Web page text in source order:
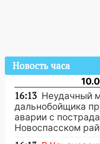
Новость часа
16:13 Неудачный
дальнобойщика
аварии с
Новоспасском